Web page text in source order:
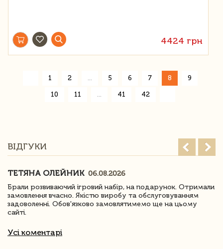
4424 грн
1 2 5 6 7 8 9
10 11 41 42
ВІДГУКИ
ТЕТЯНА ОЛЕЙНИК 06.08.2026
Брали розвиваючий ігровий набір, на подарунок. Отримали
замовлення вчасно. Якістю виробу та обслуговуванням
задоволенні. Обов'язково замовлятимемо ще на цьому
сайті.
Усі коментарі